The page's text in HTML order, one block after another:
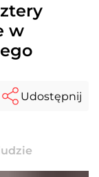
w
Udostępnij